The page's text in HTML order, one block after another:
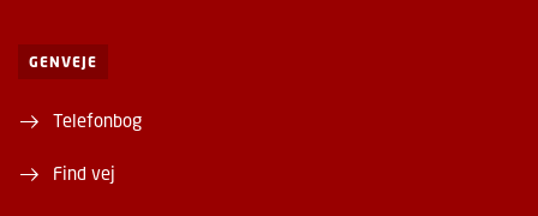
GENVEJE
Telefonbog
Find vej